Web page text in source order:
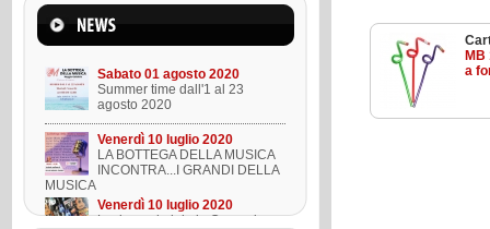
Mercoledì 22 marzo 2023
Suono l'ukulele in 8 lezioni
Sabato 01 agosto 2020
Summer time dall'1 al 23
agosto 2020
Venerdì 10 luglio 2020
LA BOTTEGA DELLA MUSICA
INCONTRA...I GRANDI DELLA
MUSICA
Venerdì 10 luglio 2020
Lezione ukulele in Omaggio
MB
a